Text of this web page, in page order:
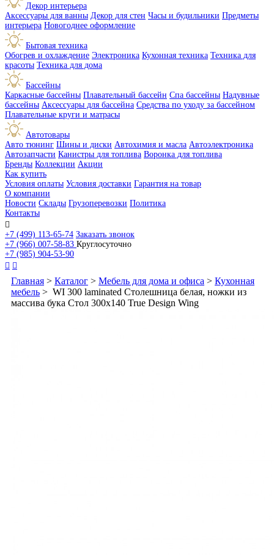
Декор интерьера
Аксессуары для ванны Декор для стен Часы и будильники Предметы
интерьера Новогоднее оформление
Бытовая техника
Обогрев и охлаждение Электроника Кухонная техника Техника для
красоты Техника для дома
Бассейны
Каркасные бассейны Плавательный бассейн Спа бассейны Надувные
бассейны Аксессуары для бассейна Средства по уходу за бассейном
Плавательные круги и матрасы
Автотовары
Авто тюнинг Шины и диски Автохимия и масла Автоэлектроника
Автозапчасти Канистры для топлива Воронка для топлива
Бренды Коллекции Акции
Как купить
Условия оплаты Условия доставки Гарантия на товар
О компании
Новости Склады Грузоперевозки Политика
Контакты

+7 (499) 113-65-74 Заказать звонок
+7 (966) 007-58-83 Круглосуточно
+7 (985) 904-53-90
 
Главная > Каталог > Мебель для дома и офиса > Кухонная
мебель > WI 300 laminated Столешница белая, ножки из
массива бука Стол 300х140 True Design Wing